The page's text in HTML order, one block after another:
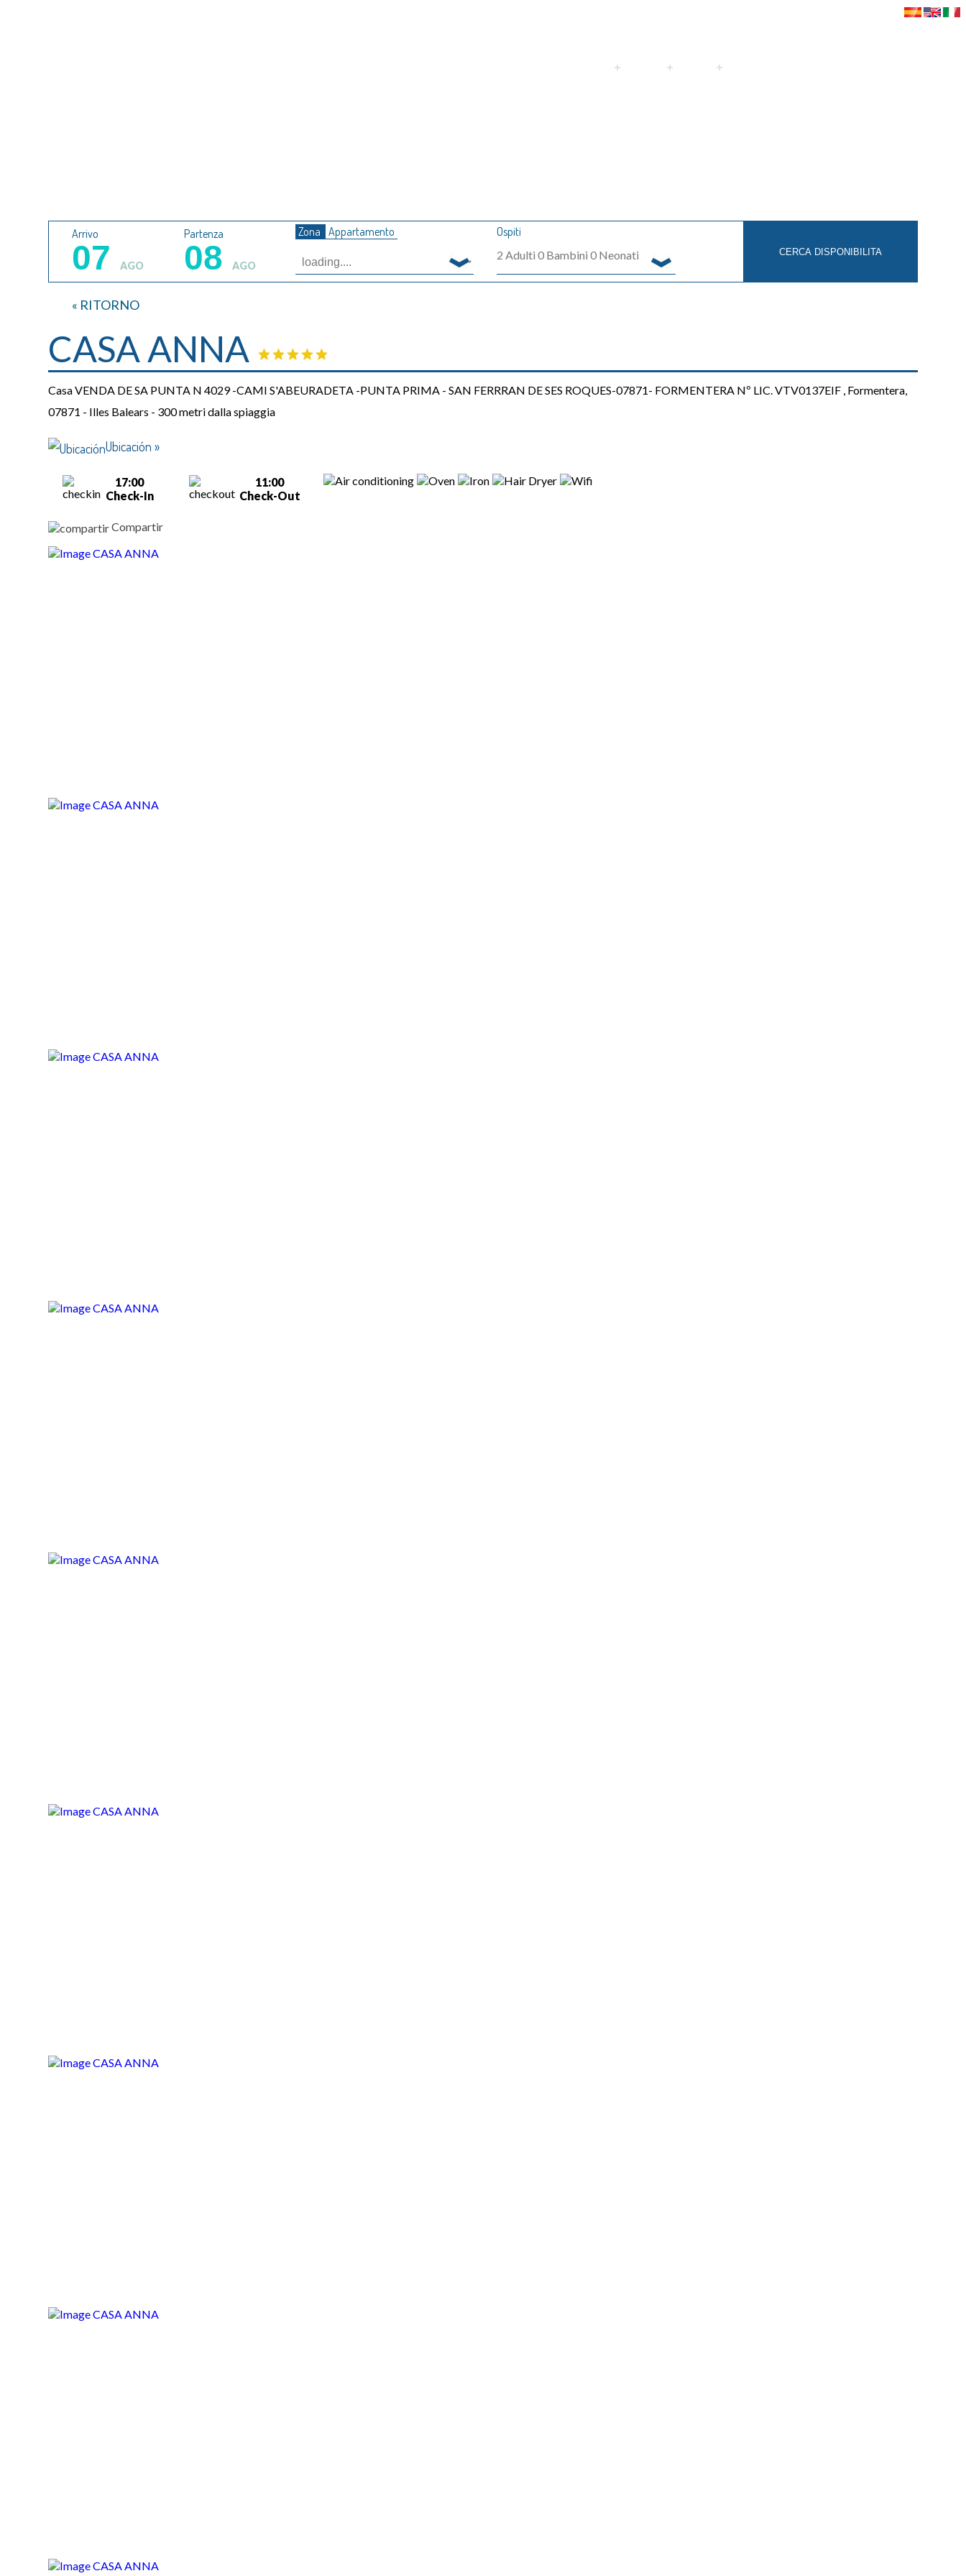
Arrivo
07 AGO
Partenza
08 AGO
Zona Appartamento Ospiti
2 Adulti0 Bambini0 Neonati
CASA ANNA
CasaVENDA DE SA PUNTA N 4029 -CAMI S'ABEURADETA -PUNTA PRIMA - SAN FERRRAN DE SES ROQUES-07871- FORMENTERA Nº LIC. VTV0137EIF , Formentera,
07871 - Illes Balears - 300 metri dalla spiaggia
Ubicación »
17:00
Check-In
11:00
Check-Out
Compartir